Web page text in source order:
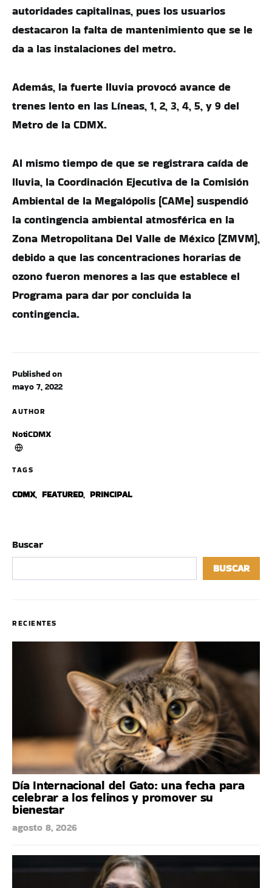
Published on
mayo 7, 2022
AUTHOR
NotiCDMX
TAGS
CDMX, FEATURED, PRINCIPAL
autoridades capitalinas, pues los usuarios
destacaron la falta de mantenimiento que se le
da a las instalaciones del metro.
Además, la fuerte lluvia provocó avance de
trenes lento en las Líneas, 1, 2, 3, 4, 5, y 9 del
Metro de la CDMX.
Al mismo tiempo de que se registrara caída de
lluvia, la Coordinación Ejecutiva de la Comisión
Ambiental de la Megalópolis (CAMe) suspendió
la contingencia ambiental atmosférica en la
Zona Metropolitana Del Valle de México (ZMVM),
debido a que las concentraciones horarias de
ozono fueron menores a las que establece el
Programa para dar por concluida la
contingencia.
Buscar
BUSCAR
RECIENTES
Día Internacional del Gato: una fecha para
celebrar a los felinos y promover su
bienestar
agosto 8, 2026